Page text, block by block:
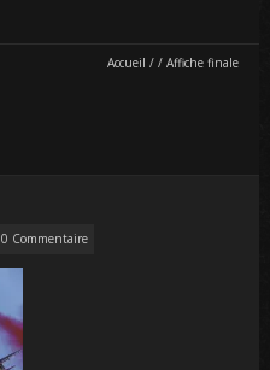
Accueil / / Affiche finale
0 Commentaire